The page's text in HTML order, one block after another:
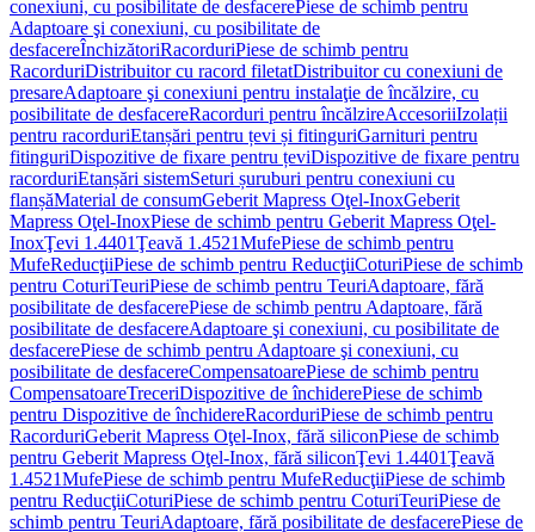
conexiuni, cu posibilitate de desfacerePiese de schimb pentru
Adaptoare şi conexiuni, cu posibilitate de
desfacereÎnchizătoriRacorduriPiese de schimb pentru
RacorduriDistribuitor cu racord filetatDistribuitor cu conexiuni de
presareAdaptoare şi conexiuni pentru instalaţie de încălzire, cu
posibilitate de desfacereRacorduri pentru încălzireAccesoriiIzolații
pentru racorduriEtanșări pentru țevi și fitinguriGarnituri pentru
fitinguriDispozitive de fixare pentru țeviDispozitive de fixare pentru
racorduriEtanșări sistemSeturi șuruburi pentru conexiuni cu
flanșăMaterial de consumGeberit Mapress Oţel-InoxGeberit
Mapress Oţel-InoxPiese de schimb pentru Geberit Mapress Oţel-
InoxŢevi 1.4401Ţeavă 1.4521MufePiese de schimb pentru
MufeReducţiiPiese de schimb pentru ReducţiiCoturiPiese de schimb
pentru CoturiTeuriPiese de schimb pentru TeuriAdaptoare, fără
posibilitate de desfacerePiese de schimb pentru Adaptoare, fără
posibilitate de desfacereAdaptoare şi conexiuni, cu posibilitate de
desfacerePiese de schimb pentru Adaptoare şi conexiuni, cu
posibilitate de desfacereCompensatoarePiese de schimb pentru
CompensatoareTreceriDispozitive de închiderePiese de schimb
pentru Dispozitive de închidereRacorduriPiese de schimb pentru
RacorduriGeberit Mapress Oţel-Inox, fără siliconPiese de schimb
pentru Geberit Mapress Oţel-Inox, fără siliconŢevi 1.4401Ţeavă
1.4521MufePiese de schimb pentru MufeReducţiiPiese de schimb
pentru ReducţiiCoturiPiese de schimb pentru CoturiTeuriPiese de
schimb pentru TeuriAdaptoare, fără posibilitate de desfacerePiese de